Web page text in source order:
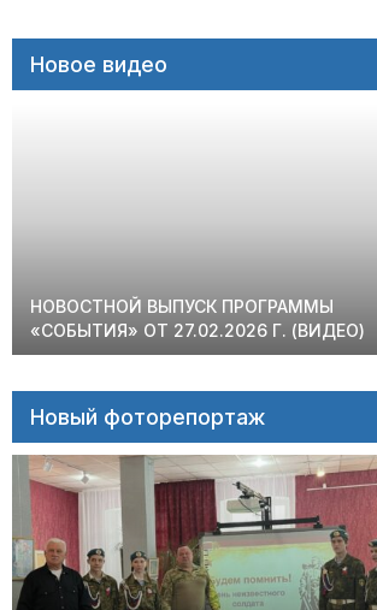
Новое видео
НОВОСТНОЙ ВЫПУСК ПРОГРАММЫ
«СОБЫТИЯ» ОТ 27.02.2026 Г. (ВИДЕО)
Новый фоторепортаж